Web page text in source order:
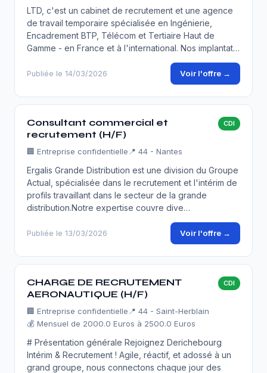
LTD, c'est un cabinet de recrutement et une agence
de travail temporaire spécialisée en Ingénierie,
Encadrement BTP, Télécom et Tertiaire Haut de
Gamme - en France et à l'international. Nos implantat…
Publiée le 14/03/2026 Voir l'offre →
Consultant commercial et
recrutement (H/F)
CDI
🏢 Entreprise confidentielle 📍 44 - Nantes
Ergalis Grande Distribution est une division du Groupe
Actual, spécialisée dans le recrutement et l'intérim de
profils travaillant dans le secteur de la grande
distribution.Notre expertise couvre dive…
Publiée le 13/03/2026 Voir l'offre →
CHARGE DE RECRUTEMENT
AERONAUTIQUE (H/F)
CDI
🏢 Entreprise confidentielle 📍 44 - Saint-Herblain
💰 Mensuel de 2000.0 Euros à 2500.0 Euros
# Présentation générale Rejoignez Derichebourg
Intérim & Recrutement ! Agile, réactif, et adossé à un
grand groupe, nous connectons chaque jour des